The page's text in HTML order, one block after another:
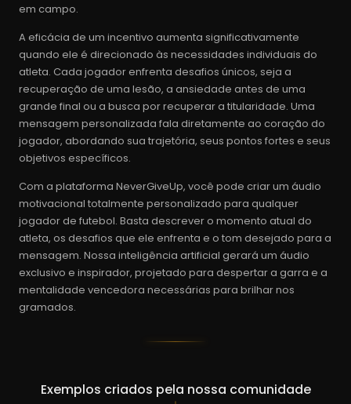
em campo.
A eficácia de um incentivo aumenta significativamente
quando ele é direcionado às necessidades individuais do
atleta. Cada jogador enfrenta desafios únicos, seja a
recuperação de uma lesão, a ansiedade antes de uma
grande final ou a busca por recuperar a titularidade. Uma
mensagem personalizada fala diretamente ao coração do
jogador, abordando sua trajetória, seus pontos fortes e seus
objetivos específicos.
Com a plataforma NeverGiveUp, você pode criar um áudio
motivacional totalmente personalizado para qualquer
jogador de futebol. Basta descrever o momento atual do
atleta, os desafios que ele enfrenta e o tom desejado para a
mensagem. Nossa inteligência artificial gerará um áudio
exclusivo e inspirador, projetado para despertar a garra e a
mentalidade vencedora necessárias para brilhar nos
gramados.
Exemplos criados pela nossa comunidade